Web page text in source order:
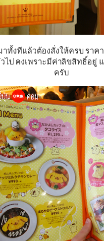
ทั้งทีแล้วต้องสั่งให้ครบ ราค
ไป คงเพราะมีค่าลิขสิทธิ์อยู่
ครับ